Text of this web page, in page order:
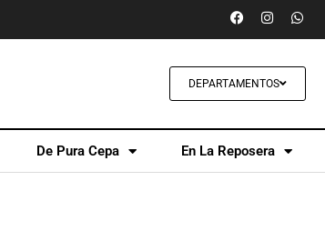
DEPARTAMENTOS
De Pura Cepa En La Reposera